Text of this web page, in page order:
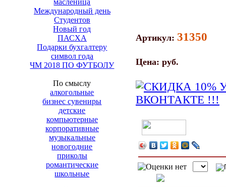
масленица
Международный день
Студентов
Новый год
ПАСХА
Подарки бухгалтеру
символ года
ЧМ 2018 ПО ФУТБОЛУ
По смыслу
алкогольные
бизнес сувениры
детские
компьютерные
корпоративные
музыкальные
новогодние
приколы
романтические
школьные
Артикул: 31350
Цена: руб.